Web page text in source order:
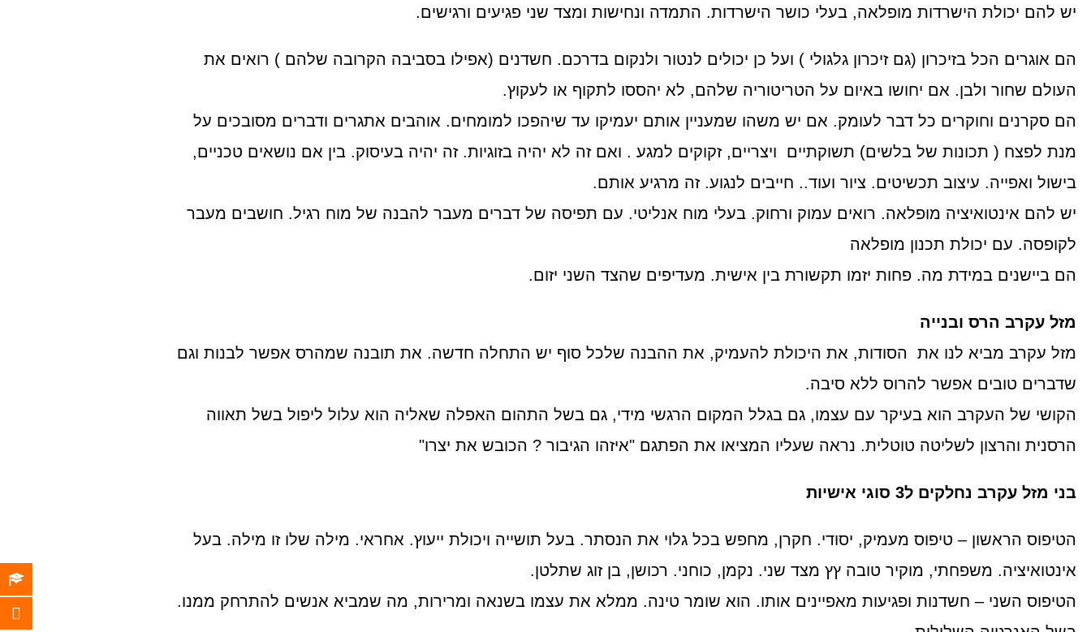
יש להם יכולת הישרדות מופלאה, בעלי כושר הישרדות. התמדה ונחישות ומצד שני פגיעים ורגישים.
הם אוגרים הכל בזיכרון (גם זיכרון גלגולי ) ועל כן יכולים לנטור ולנקום בדרכם. חשדנים (אפילו בסביבה הקרובה שלהם ) רואים את
העולם שחור ולבן. אם יחושו באיום על הטריטוריה שלהם, לא יהססו לתקוף או לעקוץ.
הם סקרנים וחוקרים כל דבר לעומק. אם יש משהו שמעניין אותם יעמיקו עד שיהפכו למומחים. אוהבים אתגרים ודברים מסובכים על
מנת לפצח ( תכונות של בלשים) תשוקתיים ויצריים, זקוקים למגע . ואם זה לא יהיה בזוגיות. זה יהיה בעיסוק. בין אם נושאים טכניים,
בישול ואפייה. עיצוב תכשיטים. ציור ועוד.. חייבים לנגוע. זה מרגיע אותם.
יש להם אינטואיציה מופלאה. רואים עמוק ורחוק. בעלי מוח אנליטי. עם תפיסה של דברים מעבר להבנה של מוח רגיל. חושבים מעבר
לקופסה. עם יכולת תכנון מופלאה
הם ביישנים במידת מה. פחות יזמו תקשורת בין אישית. מעדיפים שהצד השני יזום.
מזל עקרב הרס ובנייה
מזל עקרב מביא לנו את הסודות, את היכולת להעמיק, את ההבנה שלכל סוף יש התחלה חדשה. את תובנה שמהרס אפשר לבנות וגם
שדברים טובים אפשר להרוס ללא סיבה.
הקושי של העקרב הוא בעיקר עם עצמו, גם בגלל המקום הרגשי מידי, גם בשל התהום האפלה שאליה הוא עלול ליפול בשל תאווה
הרסנית והרצון לשליטה טוטלית. נראה שעליו המציאו את הפתגם "איזהו הגיבור ? הכובש את יצרו"
בני מזל עקרב נחלקים ל3 סוגי אישיות
הטיפוס הראשון – טיפוס מעמיק, יסודי. חקרן, מחפש בכל גלוי את הנסתר. בעל תושייה ויכולת ייעוץ. אחראי. מילה שלו זו מילה. בעל
אינטואיציה. משפחתי, מוקיר טובה ץץ מצד שני. נקמן, כוחני. רכושן, בן זוג שתלטן.
הטיפוס השני – חשדנות ופגיעות מאפיינים אותו. הוא שומר טינה. ממלא את עצמו בשנאה ומרירות, מה שמביא אנשים להתרחק ממנו.